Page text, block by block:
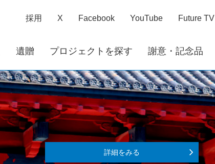
採用 X Facebook YouTube Future TV
遺贈 プロジェクトを探す 謝意・記念品
詳細をみる